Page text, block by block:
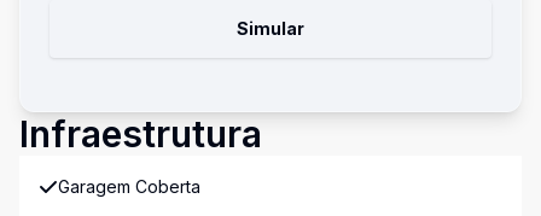
Simular
Infraestrutura
Garagem Coberta